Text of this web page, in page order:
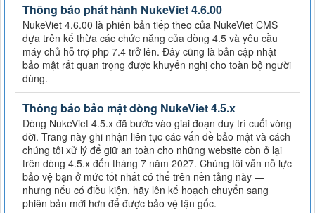
Thông báo phát hành NukeViet 4.6.00
NukeViet 4.6.00 là phiên bản tiếp theo của NukeViet CMS
dựa trên kế thừa các chức năng của dòng 4.5 và yêu cầu
máy chủ hỗ trợ php 7.4 trở lên. Đây cũng là bản cập nhật
bảo mật rất quan trọng được khuyến nghị cho toàn bộ người
dùng.
Thông báo bảo mật dòng NukeViet 4.5.x
Dòng NukeViet 4.5.x đã bước vào giai đoạn duy trì cuối vòng
đời. Trang này ghi nhận liên tục các vấn đề bảo mật và cách
chúng tôi xử lý để giữ an toàn cho những website còn ở lại
trên dòng 4.5.x đến tháng 7 năm 2027. Chúng tôi vẫn nỗ lực
bảo vệ bạn ở mức tốt nhất có thể trên nền tảng này —
nhưng nếu có điều kiện, hãy lên kế hoạch chuyển sang
phiên bản mới hơn để được bảo vệ tận gốc.